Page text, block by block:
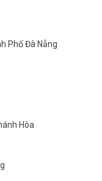
Phố Đà Nẵng
Hòa